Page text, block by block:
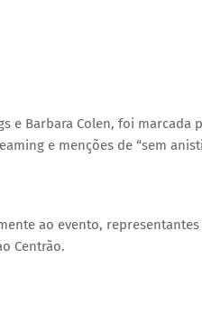
e Barbara Colen, foi marcada
e menções de “sem
ao evento,
Centrão.